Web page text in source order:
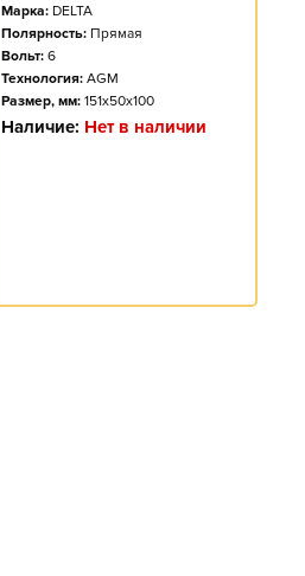
Марка: DELTA
Полярность: Прямая
Вольт: 6
Технология: AGM
Размер, мм: 151x50x100
Наличие: Нет в наличии